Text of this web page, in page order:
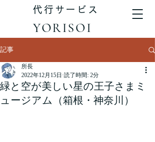
代行サービス
YORISOI
記事
緑と空が美しい星の王子さまミ
ュージアム（箱根・神奈川）
所長
2022年12月15日 読了時間: 2分